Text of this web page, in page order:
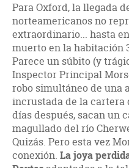
Para Oxford, la llegada
norteamericanos no
extraordinario... hasta
muerto en la habitación
Parece un súbito (y
Inspector Principal
robo simultáneo de una
incrustada de la cartera
días después, sacan un
magullado del río
Quizás. Pero esta vez
conexión. La joya